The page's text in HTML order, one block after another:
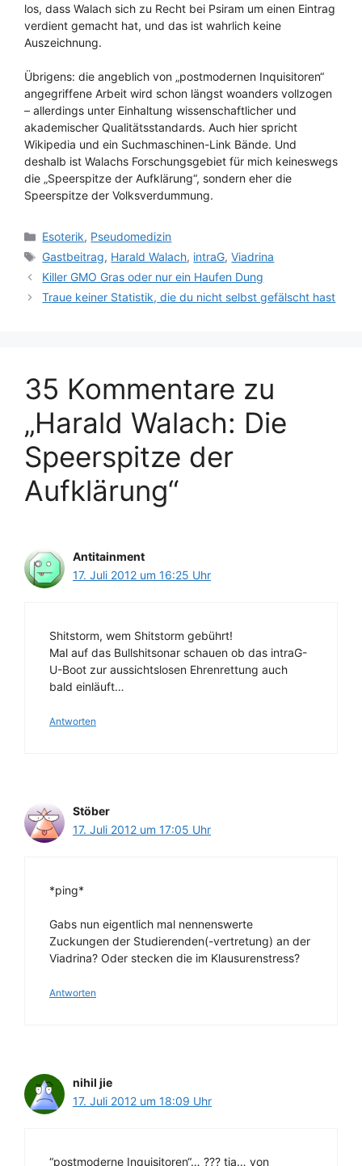
los, dass Walach sich zu Recht bei Psiram um einen Eintrag
verdient gemacht hat, und das ist wahrlich keine
Auszeichnung.
Übrigens: die angeblich von „postmodernen Inquisitoren“
angegriffene Arbeit wird schon längst woanders vollzogen
– allerdings unter Einhaltung wissenschaftlicher und
akademischer Qualitätsstandards. Auch hier spricht
Wikipedia und ein Suchmaschinen-Link Bände. Und
deshalb ist Walachs Forschungsgebiet für mich keineswegs
die „Speerspitze der Aufklärung“, sondern eher die
Speerspitze der Volksverdummung.
Kategorien
Esoterik, Pseudomedizin
Schlagwörter
Gastbeitrag, Harald Walach, intraG,Viadrina
Killer GMO Gras oder nur ein Haufen Dung
Traue keiner Statistik, die du nicht selbst gefälscht hast
35 Kommentare zu
„Harald Walach: Die
Speerspitze der
Aufklärung“
Antitainment
17. Juli 2012 um 16:25 Uhr
Shitstorm, wem Shitstorm gebührt!
Mal auf das Bullshitsonar schauen ob das intraG-
U-Boot zur aussichtslosen Ehrenrettung auch
bald einläuft…
Antworten
Stöber
17. Juli 2012 um 17:05 Uhr
*ping*
Gabs nun eigentlich mal nennenswerte
Zuckungen der Studierenden(-vertretung) an der
Viadrina? Oder stecken die im Klausurenstress?
Antworten
nihil jie
17. Juli 2012 um 18:09 Uhr
“postmoderne Inquisitoren“… ??? tja… von